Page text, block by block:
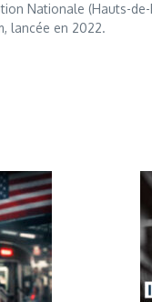
Nationale (Hauts-
lancée en 2022.